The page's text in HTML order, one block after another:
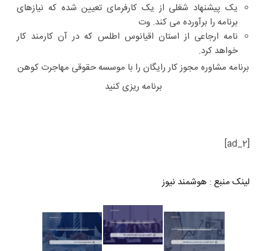
یک پیشنهاد شغلی از یک کارفرمای تعیین شده که نیازهای
برنامه را برآورده می کند. وت
نامه ارجاعی از استان اقیانوس اطلس که در آن کارمند کار
خواهد کرد.
برنامه مشاوره مجوز کار رایگان را با موسسه حقوقی مهاجرت کوهن
برنامه ریزی کنید
[ad_2]
لینک منبع : هوشمند نیوز